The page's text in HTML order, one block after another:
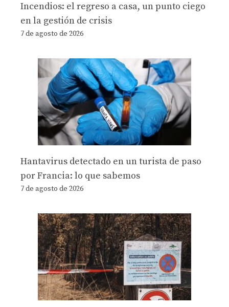
Incendios: el regreso a casa, un punto ciego
en la gestión de crisis
7 de agosto de 2026
Hantavirus detectado en un turista de paso
por Francia: lo que sabemos
7 de agosto de 2026